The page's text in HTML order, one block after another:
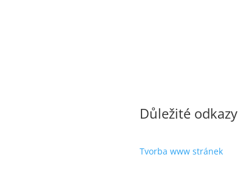
Důležité odkazy
Tvorba www stránek